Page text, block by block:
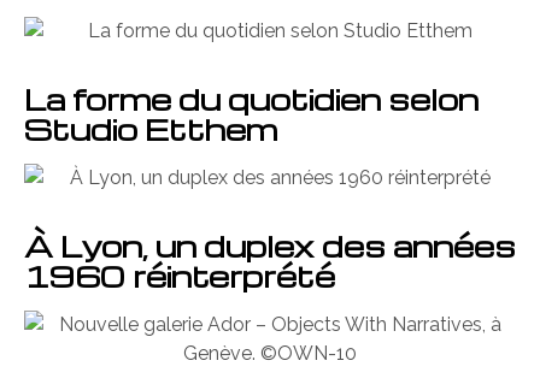
La forme du quotidien selon
Studio Etthem
À Lyon, un duplex des années
1960 réinterprété